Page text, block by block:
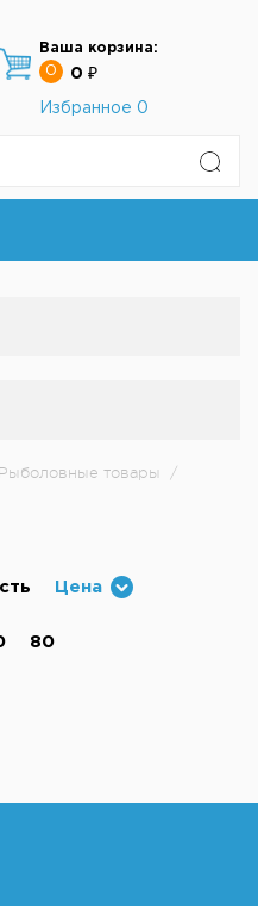
Ваша корзина:
0
0 ₽
Избранное 0
Рыболовные товары
/
Цена
80